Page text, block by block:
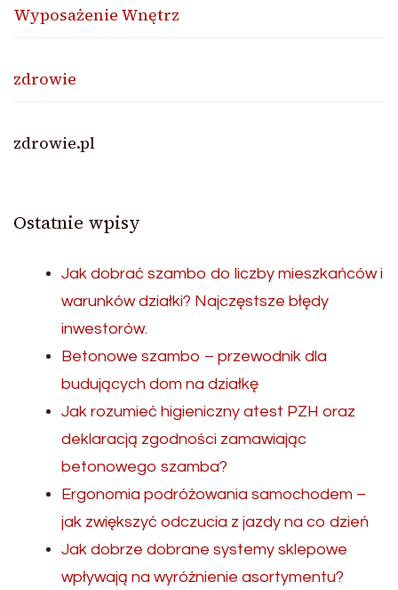
Wyposażenie Wnętrz
zdrowie
zdrowie.pl
Ostatnie wpisy
Jak dobrać szambo do liczby mieszkańców i
warunków działki? Najczęstsze błędy
inwestorów.
Betonowe szambo – przewodnik dla
budujących dom na działkę
Jak rozumieć higieniczny atest PZH oraz
deklaracją zgodności zamawiając
betonowego szamba?
Ergonomia podróżowania samochodem –
jak zwiększyć odczucia z jazdy na co dzień
Jak dobrze dobrane systemy sklepowe
wpływają na wyróżnienie asortymentu?